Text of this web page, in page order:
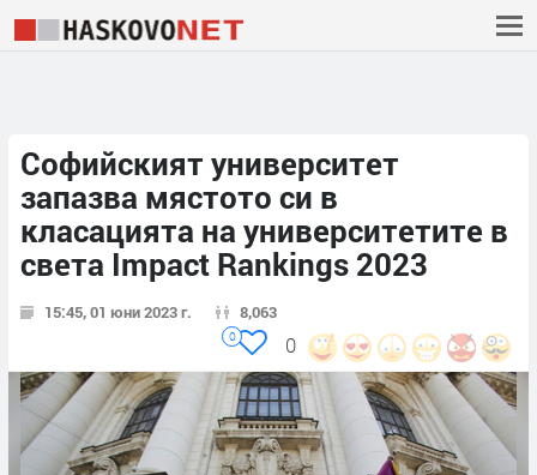
Софийският университет
запазва мястото си в
класацията на университетите в
света Impact Rankings 2023
15:45, 01 юни 2023 г. 8,063
0
0